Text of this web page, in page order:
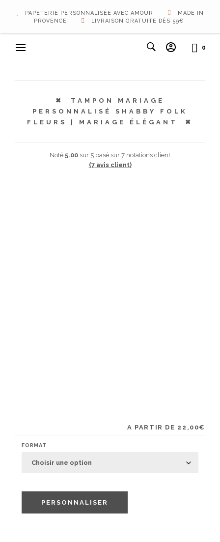
PAPETERIE PERSONNALISÉE AVEC AMOUR
MADE IN
PROVENCE
LIVRAISON GRATUITE DÈS 59€
0
TAMPON MARIAGE
PERSONNALISÉ SHABBY FOLK
FLEURS | MARIAGE ÉLÉGANT
Noté 5.00 sur 5 basé sur 7 notations client
(7avis client)
A PARTIR DE 22,00€
FORMAT
PERSONNALISER